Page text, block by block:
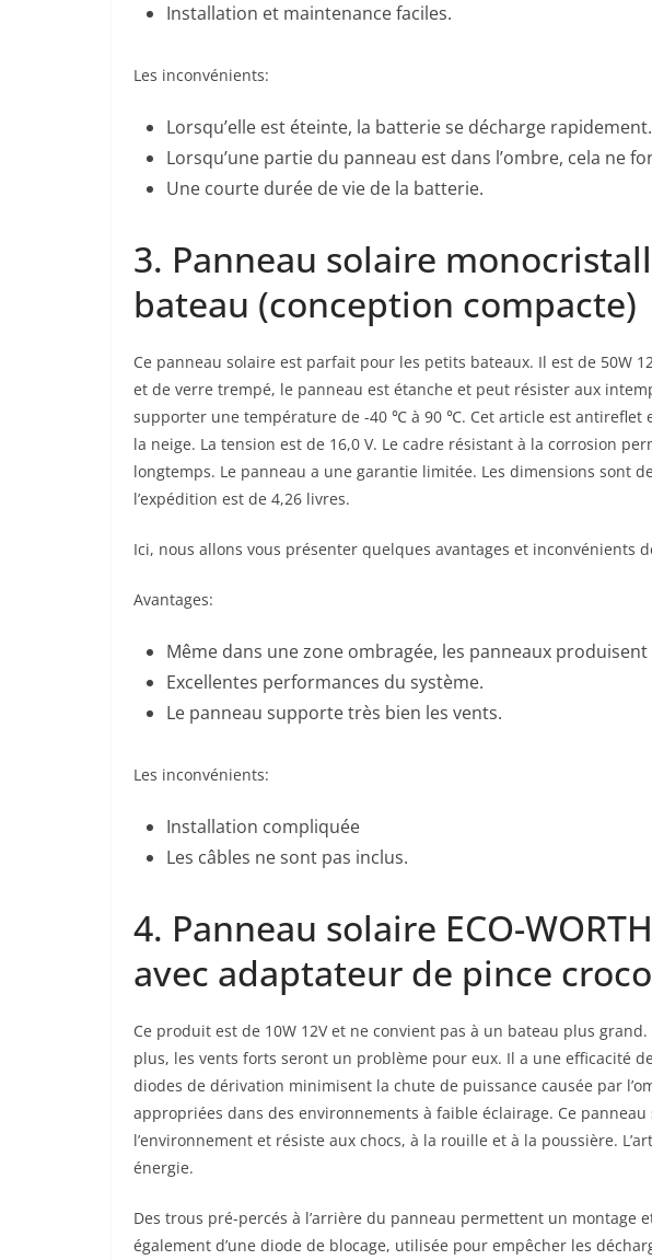
Installation et maintenance faciles.
Les inconvénients:
Lorsqu’elle est éteinte, la batterie se décharge rapidement.
Lorsqu’une partie du panneau est dans l’ombre, cela ne
Une courte durée de vie de la batterie.
3. Panneau solaire
bateau (conception compacte)
Ce panneau solaire est parfait pour les petits bateaux. Il est de 50W
et de verre trempé, le panneau est étanche et peut résister aux
supporter une température de -40 ℃ à 90 ℃. Cet article est antireflet
la neige. La tension est de 16,0 V. Le cadre résistant à la corrosion
longtemps. Le panneau a une garantie limitée. Les dimensions sont
l’expédition est de 4,26 livres.
Ici, nous allons vous présenter quelques avantages et inconvénients
Avantages:
Même dans une zone ombragée, les panneaux
Excellentes performances du système.
Le panneau supporte très bien les vents.
Les inconvénients:
Installation compliquée
Les câbles ne sont pas inclus.
4. Panneau solaire ECO-
avec adaptateur de pince
Ce produit est de 10W 12V et ne convient pas à un bateau plus
plus, les vents forts seront un problème pour eux. Il a une efficacité
diodes de dérivation minimisent la chute de puissance causée par
appropriées dans des environnements à faible éclairage. Ce
l’environnement et résiste aux chocs, à la rouille et à la poussière.
énergie.
Des trous pré-percés à l’arrière du panneau permettent un montage
également d’une diode de blocage, utilisée pour empêcher les